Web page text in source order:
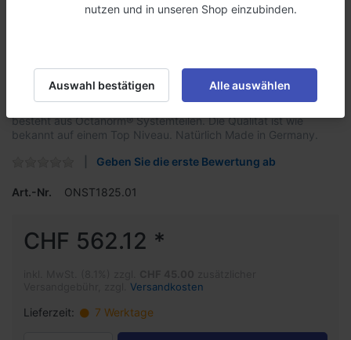
Trennwand ST 1825.01
Mobile und faltbare Raumtrennwand. Diese Wand ist einfach
aufzubauen und dank den Rollen leicht verschiebbar. Die Wand
besteht aus Octanorm® Systemteilen. Die Qualität ist wie
bekannt auf einem Top Niveau. Natürlich Made in Germany.
Geben Sie die erste Bewertung ab
Art.-Nr. ONST1825.01
CHF 562.12 *
Versandkosten
Lieferzeit: 7 Werktage
nutzen und in unseren Shop einzubinden.
Auswahl bestätigen Alle auswählen